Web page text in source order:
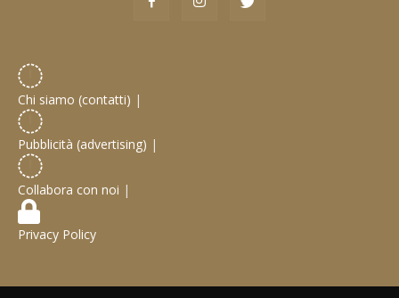
Chi siamo (contatti) |
Pubblicità (advertising) |
Collabora con noi |
Privacy Policy